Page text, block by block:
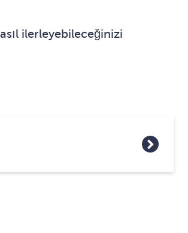
ilerleyebileceğinizi